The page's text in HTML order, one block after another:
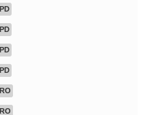
PD
PD
PD
PD
RO
RO